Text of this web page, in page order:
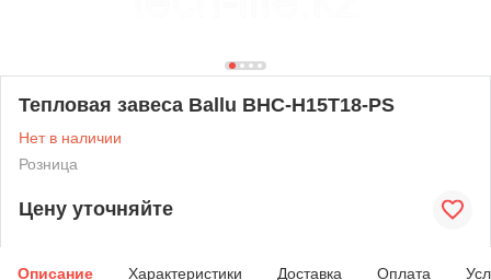
Тепловая завеса Ballu BHC-H15T18-PS
Нет в наличии
Розница
Цену уточняйте
Описание Характеристики Доставка Оплата